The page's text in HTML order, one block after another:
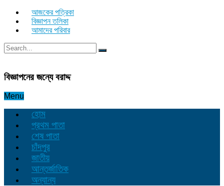
আজকের পত্রিকা
বিজ্ঞাপন তলিকা
আমাদের পরিবার
বিজ্ঞাপনের জন্যে বরাদ্দ
Menu
হোম
প্রথম পাতা
শেষ পাতা
চাঁদপুর
জাতীয়
আন্তর্জাতিক
অন্যান্য